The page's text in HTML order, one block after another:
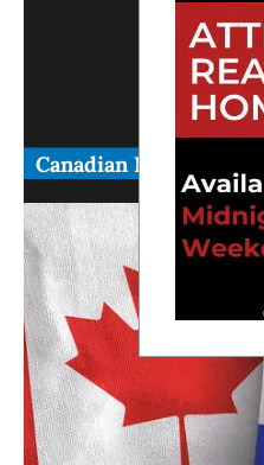
Canadian News